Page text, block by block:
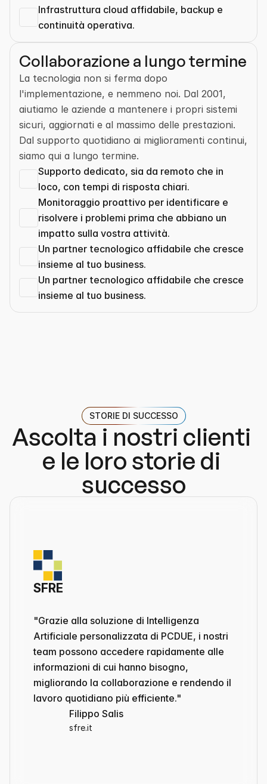
Infrastruttura cloud affidabile, backup e
continuità operativa.
Collaborazione a lungo termine
La tecnologia non si ferma dopo
l'implementazione, e nemmeno noi. Dal 2001,
aiutiamo le aziende a mantenere i propri sistemi
sicuri, aggiornati e al massimo delle prestazioni.
Dal supporto quotidiano ai miglioramenti continui,
siamo qui a lungo termine.
Supporto dedicato, sia da remoto che in
loco, con tempi di risposta chiari.
Monitoraggio proattivo per identificare e
risolvere i problemi prima che abbiano un
impatto sulla vostra attività.
Un partner tecnologico affidabile che cresce
insieme al tuo business.
Un partner tecnologico affidabile che cresce
insieme al tuo business.
STORIE DI SUCCESSO
Ascolta i nostri clienti
e le loro storie di
successo
SFRE
"Grazie alla soluzione di Intelligenza
Artificiale personalizzata di PCDUE, i nostri
team possono accedere rapidamente alle
informazioni di cui hanno bisogno,
migliorando la collaborazione e rendendo il
lavoro quotidiano più efficiente."
Filippo Salis
sfre.it